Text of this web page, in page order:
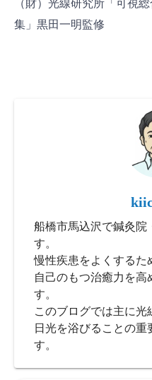
（財）光線研究所「可視
集」黒田一明監修
船橋市馬込沢で鍼灸院
す。
慢性疾患をよくするた
自己のもつ治癒力を
す。
このブログでは主に光
日光を浴びることの重
す。